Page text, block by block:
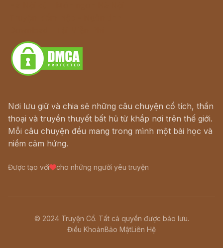
Nơi lưu giữ và chia sẻ những câu chuyện cổ tích, thần
thoại và truyền thuyết bất hủ từ khắp nơi trên thế giới.
Mỗi câu chuyện đều mang trong mình một bài học và
niềm cảm hứng.
Được tạo với cho những người yêu truyện
© 2024 Truyện Cổ. Tất cả quyền được bảo lưu.
Điều KhoảnBảo MậtLiên Hệ